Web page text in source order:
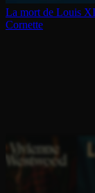
La mort de Louis
Cornette